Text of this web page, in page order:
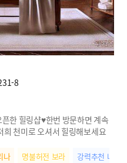
8
한 힐링샵♥한번 방문하면 계속
천미로 오셔서 힐링해보세요
나 명불허전 보라 강력추천 나연